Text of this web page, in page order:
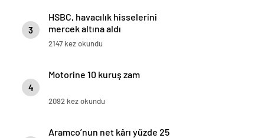
3
HSBC, havacılık hisselerini
mercek altına aldı
2147 kez okundu
4
Motorine 10 kuruş zam
2092 kez okundu
Aramco’nun net kârı yüzde 25